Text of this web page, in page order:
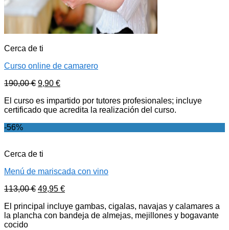
Cerca de ti
Curso online de camarero
190,00€ 9,90 €
El curso es impartido por tutores profesionales; incluye
certificado que acredita la realización del curso.
-56%
Cerca de ti
Menú de mariscada con vino
113,00€ 49,95 €
El principal incluye gambas, cigalas, navajas y calamares a
la plancha con bandeja de almejas, mejillones y bogavante
cocido